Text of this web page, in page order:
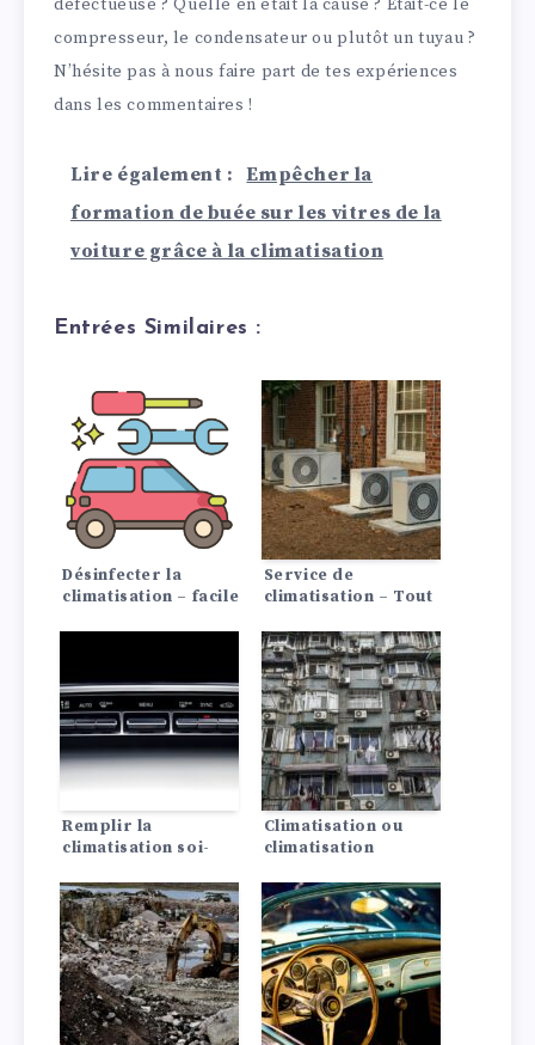
défectueuse ? Quelle en était la cause ? Était-ce le
compresseur, le condensateur ou plutôt un tuyau ?
N’hésite pas à nous faire part de tes expériences
dans les commentaires !
Lire également :
Empêcher la
formation de buée sur les vitres de la
voiture grâce à la climatisation
Entrées Similaires :
Désinfecter la
climatisation – facile
Service de
climatisation – Tout
!
Remplir la
climatisation soi-
même n’est pas
toujours mieux !
Climatisation ou
climatisation
Quelles sont les
différences ?